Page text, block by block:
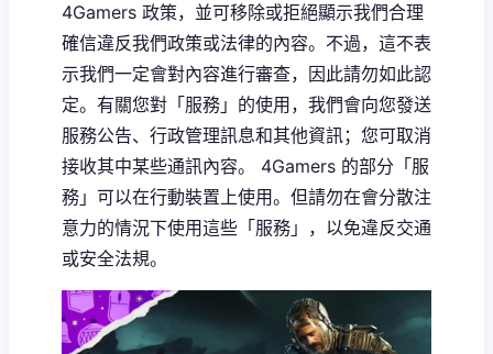
4Gamers 政策，並可移除或拒絕顯示我們合理
確信違反我們政策或法律的內容。不過，這不表
示我們一定會對內容進行審查，因此請勿如此認
定。有關您對「服務」的使用，我們會向您發送
服務公告、行政管理訊息和其他資訊；您可取消
接收其中某些通訊內容。 4Gamers 的部分「服
務」可以在行動裝置上使用。但請勿在會分散注
意力的情況下使用這些「服務」，以免違反交通
或安全法規。